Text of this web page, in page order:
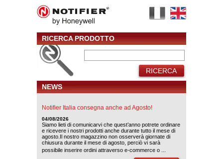
RICERCA PRODOTTO
RICERCA
NEWS
Notifier Italia consegna anche ad Agosto!
04/08/2026
Siamo lieti di comunicarvi che quest’anno potrete ordinare
e ricevere i nostri prodotti anche durante tutto il mese di
agosto.Il nostro magazzino non osserverà giornate di
chiusura durante il mese di agosto, perciò vi sarà
possibile inserire ordini attraverso e-commerce o ...